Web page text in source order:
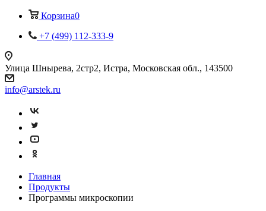
Корзина0
+7 (499) 112-333-9
Улица Шнырева, 2стр2, Истра, Московская обл., 143500
info@arstek.ru
Главная
Продукты
Программы микроскопии